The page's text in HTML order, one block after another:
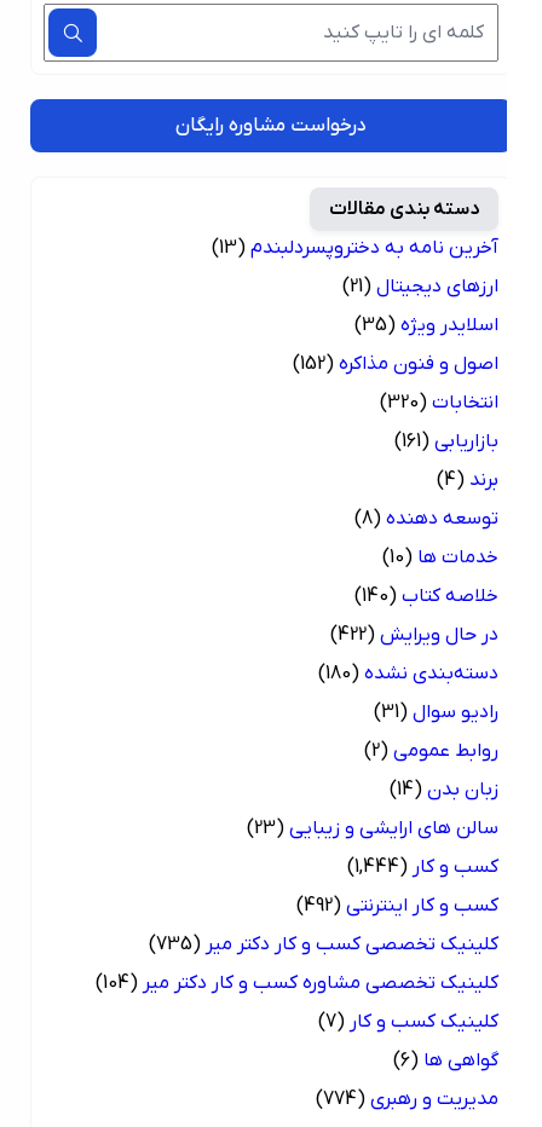
درخواست مشاوره رایگان
دسته بندی مقالات
آخرین نامه به دختروپسردلبندم (13)
ارزهای دیجیتال (21)
اسلایدر ویژه (35)
اصول و فنون مذاکره (152)
انتخابات (320)
بازاریابی (161)
(4)
توسعه دهنده (8)
خدمات ها (10)
خلاصه کتاب (140)
در حال ویرایش (422)
دسته‌بندی نشده (180)
رادیو سوال (31)
روابط عمومی (2)
زبان بدن (14)
سالن های ارایشی و زیبایی (23)
کسب و کار (1,444)
کسب و کار اینترنتی (492)
کلینیک تخصصی کسب و کار دکتر میر (735)
کلینیک تخصصی مشاوره کسب و کار دکتر میر (104)
کلینیک کسب و کار (7)
گواهی ها (6)
مدیریت و رهبری (774)